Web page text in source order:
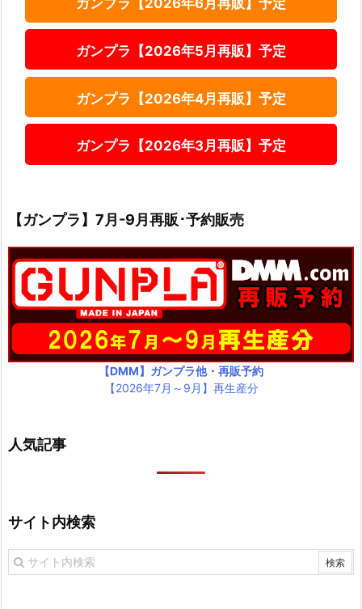
ガンプラ【2026年6月再販】予定
ガンプラ【2026年5月再販】予定
ガンプラ【2026年4月再販】予定
ガンプラ【2026年3月再販】予定
【ガンプラ】7月-9月再販･予約販売
【DMM】ガンプラ他・再販予約
【2026年7月～9月】再生産分
人気記事
サイト内検索